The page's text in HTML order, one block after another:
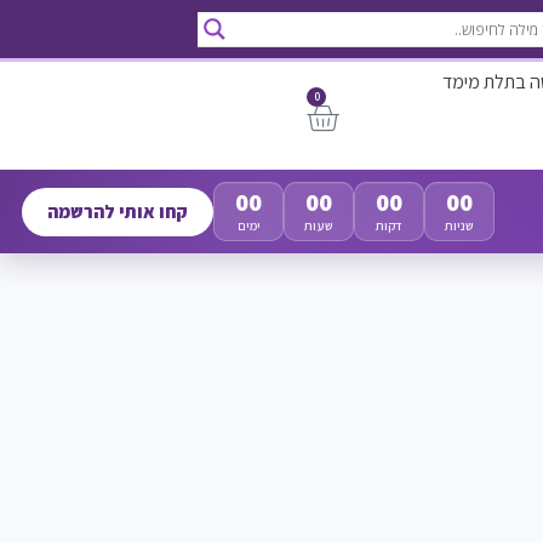
בתלת מימד
0
00
ימים
00
שעות
00
דקות
00
שניות
קחו אותי להרשמה